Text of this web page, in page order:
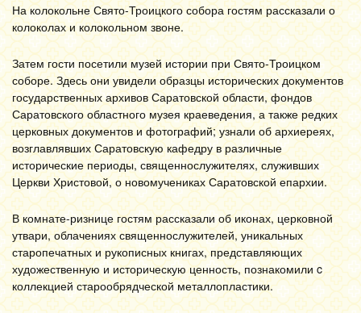
На колокольне Свято-Троицкого собора гостям рассказали о
колоколах и колокольном звоне.
Затем гости посетили музей истории при Свято-Троицком
соборе. Здесь они увидели образцы исторических документов
государственных архивов Саратовской области, фондов
Саратовского областного музея краеведения, а также редких
церковных документов и фотографий; узнали об архиереях,
возглавлявших Саратовскую кафедру в различные
исторические периоды, священнослужителях, служивших
Церкви Христовой, о новомучениках Саратовской епархии.
В комнате-ризнице гостям рассказали об иконах, церковной
утвари, облачениях священнослужителей, уникальных
старопечатных и рукописных книгах, представляющих
художественную и историческую ценность, познакомили c
коллекцией старообрядческой металлопластики.